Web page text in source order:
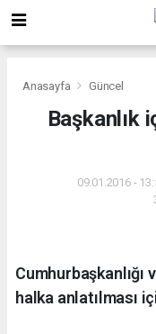
Anasayfa Güncel
Başkanlık
09.01.2016 -
Cumhurbaşkanlığı
halka anlatılması